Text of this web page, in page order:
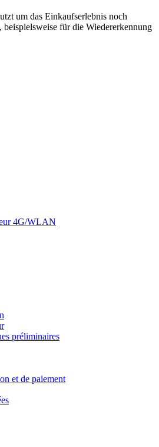
um das Einkaufserlebnis noch
beispielsweise für die Wiedererkennung
4G/WLAN
préliminaires
et de paiement